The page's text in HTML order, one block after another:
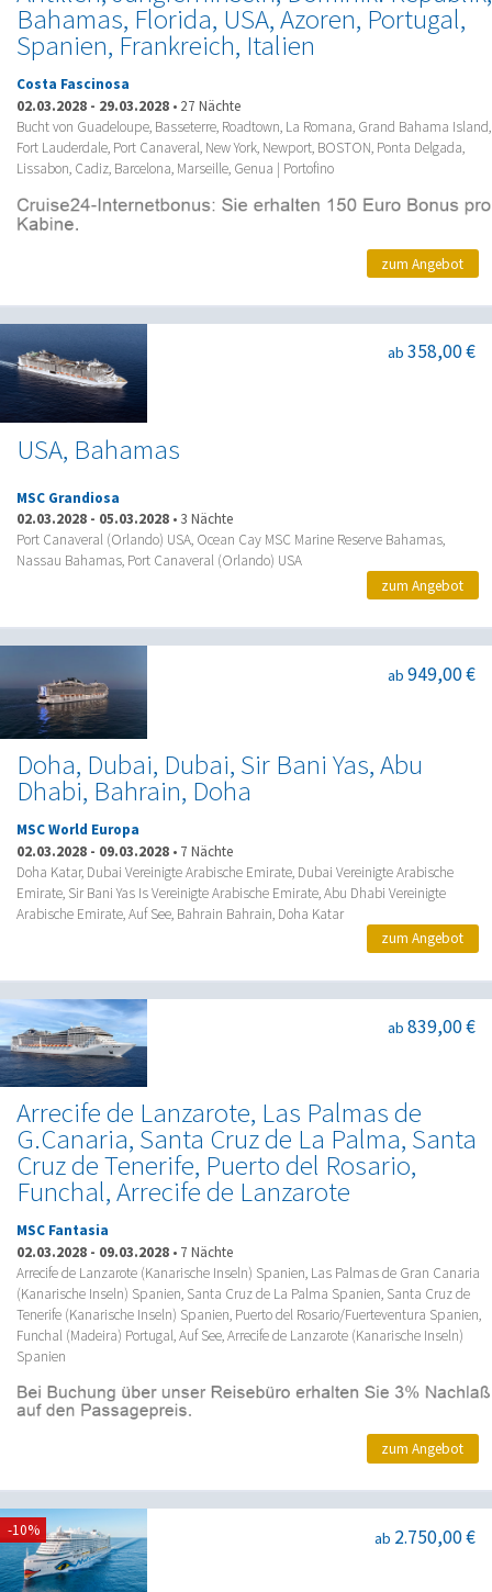
Bahamas, Florida, USA, Azoren, Portugal,
Spanien, Frankreich, Italien
Costa Fascinosa
02.03.2028 - 29.03.2028 • 27 Nächte
Bucht von Guadeloupe, Basseterre, Roadtown, La Romana, Grand Bahama Island,
Fort Lauderdale, Port Canaveral, New York, Newport, BOSTON, Ponta Delgada,
Lissabon, Cadiz, Barcelona, Marseille, Genua | Portofino
zum Angebot
USA, Bahamas
ab 358,00 €
MSC Grandiosa
02.03.2028 - 05.03.2028 • 3 Nächte
Port Canaveral (Orlando) USA, Ocean Cay MSC Marine Reserve Bahamas,
Nassau Bahamas, Port Canaveral (Orlando) USA
zum Angebot
Doha, Dubai, Dubai, Sir Bani Yas, Abu
Dhabi, Bahrain, Doha
ab 949,00 €
MSC World Europa
02.03.2028 - 09.03.2028 • 7 Nächte
Doha Katar, Dubai Vereinigte Arabische Emirate, Dubai Vereinigte Arabische
Emirate, Sir Bani Yas Is Vereinigte Arabische Emirate, Abu Dhabi Vereinigte
Arabische Emirate, Auf See, Bahrain Bahrain, Doha Katar
zum Angebot
Arrecife de Lanzarote, Las Palmas de
G.Canaria, Santa Cruz de La Palma, Santa
Cruz de Tenerife, Puerto del Rosario,
Funchal, Arrecife de Lanzarote
ab 839,00 €
MSC Fantasia
02.03.2028 - 09.03.2028 • 7 Nächte
Arrecife de Lanzarote (Kanarische Inseln) Spanien, Las Palmas de Gran Canaria
(Kanarische Inseln) Spanien, Santa Cruz de La Palma Spanien, Santa Cruz de
Tenerife (Kanarische Inseln) Spanien, Puerto del Rosario/Fuerteventura Spanien,
Funchal (Madeira) Portugal, Auf See, Arrecife de Lanzarote (Kanarische Inseln)
Spanien
zum Angebot
ab 2.750,00 €
-10%